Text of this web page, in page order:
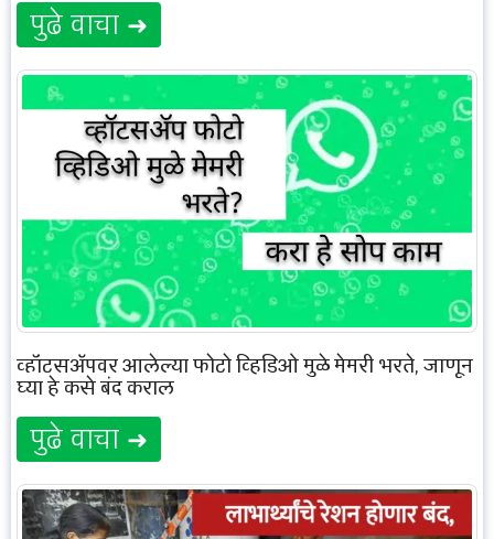
पुढे वाचा ➜
व्हॉट्सॲपवर आलेल्या फोटो व्हिडिओ मुळे मेमरी भरते, जाणून
घ्या हे कसे बंद कराल
पुढे वाचा ➜